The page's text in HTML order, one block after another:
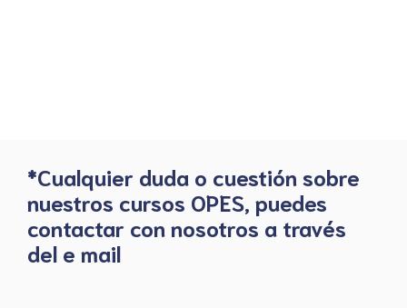
*Cualquier duda o cuestión sobre
nuestros cursos OPES, puedes
contactar con nosotros a través
del e mail